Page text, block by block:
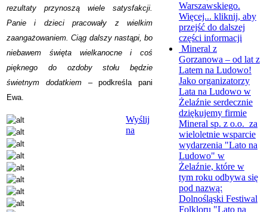
rezultaty przynoszą wiele satysfakcji.
Panie i dzieci pracowały z wielkim
zaangażowaniem. Ciąg dalszy nastąpi, bo
niebawem święta wielkanocne i coś
pięknego do ozdoby stołu będzie
świetnym dodatkiem– podkreśla pani
Ewa.
Wyślij
na
Warszawskiego.
Więcej... kliknij, aby
przejść do dalszej
części informacji
Mineral z
Gorzanowa – od lat z
Latem na Ludowo!
Jako organizatorzy
Lata na Ludowo w
Żelaźnie serdecznie
dziękujemy firmie
Mineral sp. z o.o. za
wieloletnie wsparcie
wydarzenia "Lato na
Ludowo" w
Żelaźnie, które w
tym roku odbywa się
pod nazwą:
Dolnośląski Festiwal
Folkloru "Lato na